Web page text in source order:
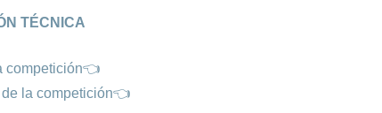
TÉCNICA
competición👈
de la competición👈